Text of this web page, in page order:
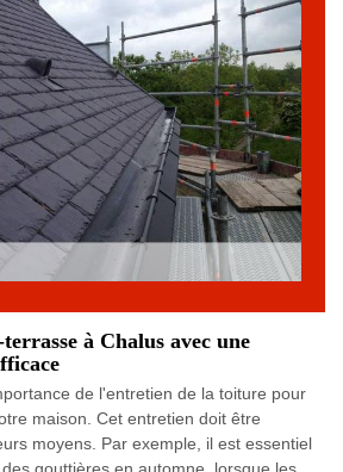
à Chalus avec une
de l'entretien de la toiture pour
maison. Cet entretien doit être
moyens. Par exemple, il est essentiel
gouttières en automne, lorsque les